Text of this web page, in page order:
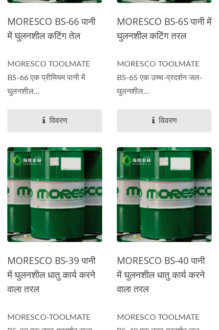
MORESCO BS-66 पानी
में घुलनशील कटिंग तेल
MORESCO TOOLMATE
BS-66 एक प्रीमियम पानी में
घुलनशील...
विवरण
MORESCO BS-6S पानी में
घुलनशील कटिंग तरल
MORESCO TOOLMATE
BS-6S एक उच्च-प्रदर्शन जल-
घुलनशील...
विवरण
MORESCO BS-39 पानी
में घुलनशील धातु कार्य करने
वाला तरल
MORESCO-TOOLMATE
MORESCO BS-40 पानी
में घुलनशील धातु कार्य करने
वाला तरल
MORESCO TOOLMATE